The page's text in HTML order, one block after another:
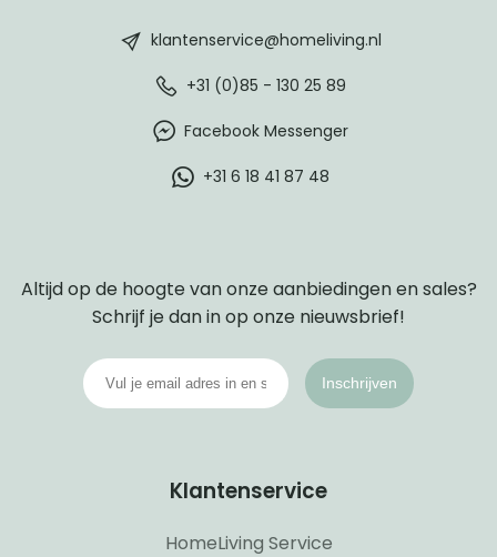
klantenservice@homeliving.nl
+31 (0)85 - 130 25 89
Facebook Messenger
+31 6 18 41 87 48
Altijd op de hoogte van onze aanbiedingen en sales?
Schrijf je dan in op onze nieuwsbrief!
Inschrijven
Klantenservice
HomeLiving Service